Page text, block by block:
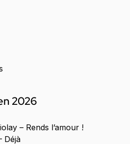
2026
– Rends l’amour !
Déjà